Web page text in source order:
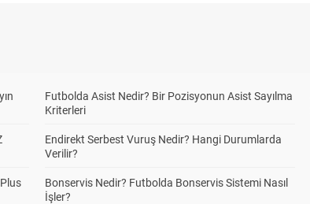
Futbolda Asist Nedir? Bir Pozisyonun Asist Sayılma
Kriterleri
Endirekt Serbest Vuruş Nedir? Hangi Durumlarda
Verilir?
Bonservis Nedir? Futbolda Bonservis Sistemi Nasıl
İşler?